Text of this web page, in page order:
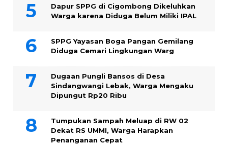
Dapur SPPG di Cigombong Dikeluhkan
Warga karena Diduga Belum Miliki IPAL
SPPG Yayasan Boga Pangan Gemilang
Diduga Cemari Lingkungan Warg
Dugaan Pungli Bansos di Desa
Sindangwangi Lebak, Warga Mengaku
Dipungut Rp20 Ribu
Tumpukan Sampah Meluap di RW 02
Dekat RS UMMI, Warga Harapkan
Penanganan Cepat